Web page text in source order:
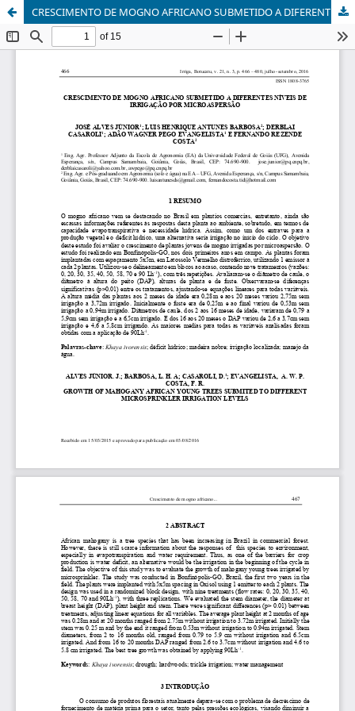
CRESCIMENTO DE MOGNO AFRICANO SUBMETIDO A DIFERENTES NÍVEIS DE IRRIGAÇÃO POR MICROASPERSÃO